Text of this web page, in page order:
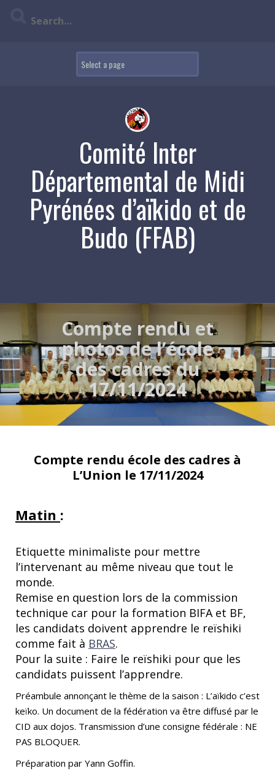
Comité Inter
Départemental de Midi
Pyrénées d’aïkido et de
Budo (FFAB)
Compte rendu et
photos de l’école
des cadres du
17/11/2024
Compte rendu école des cadres à
L’Union le 17/11/2024
Matin :
Etiquette minimaliste pour mettre
l’intervenant au même niveau que tout le
monde.
Remise en question lors de la commission
technique car pour la formation BIFA et BF,
les candidats doivent apprendre le reïshiki
comme fait à BRAS.
Pour la suite : Faire le reïshiki pour que les
candidats puissent l’apprendre.
Préambule annonçant le thème de la saison : L’aïkido c’est
keïko. Un document de la fédération va être diffusé par le
CID aux dojos. Transmission d’une consigne fédérale : NE
PAS BLOQUER.
Préparation par Yann Goffin.